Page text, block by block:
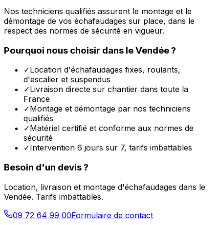
Nos techniciens qualifiés assurent le montage et le
démontage de vos échafaudages sur place, dans le
respect des normes de sécurité en vigueur.
Pourquoi nous choisir dans leVendée?
✓Location d'échafaudages fixes, roulants,
d'escalier et suspendus
✓Livraison directe sur chantier dans toute la
France
✓Montage et démontage par nos techniciens
qualifiés
✓Matériel certifié et conforme aux normes de
sécurité
✓Intervention 6 jours sur 7, tarifs imbattables
Besoin d'un devis ?
Location, livraison et montage d'échafaudages dans le
Vendée. Tarifs imbattables.
09 72 64 99 00Formulaire de contact